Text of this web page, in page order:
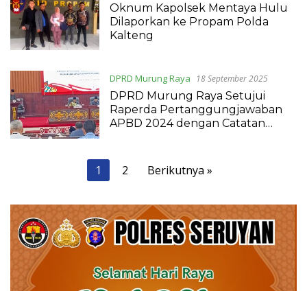
Oknum Kapolsek Mentaya Hulu
Dilaporkan ke Propam Polda
Kalteng
DPRD Murung Raya 18 September 2025
DPRD Murung Raya Setujui
Raperda Pertanggungjawaban
APBD 2024 dengan Catatan
1 2 Berikutnya »